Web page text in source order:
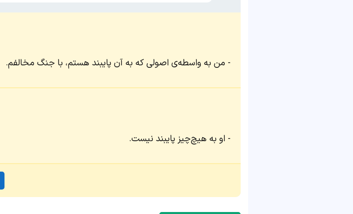
من به واسطه‌ی اصولی که به آن پایبند هستم، با جنگ مخالفم.
او به هیچ‌چیز پایبند نیست.